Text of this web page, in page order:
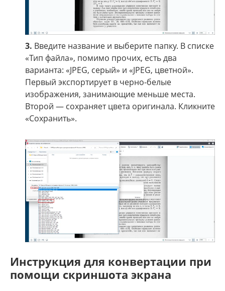
3. Введите название и выберите папку. В списке
«Тип файла», помимо прочих, есть два
варианта: «JPEG, серый» и «JPEG, цветной».
Первый экспортирует в черно-белые
изображения, занимающие меньше места.
Второй — сохраняет цвета оригинала. Кликните
«Сохранить».
Инструкция для конвертации при
помощи скриншота экрана